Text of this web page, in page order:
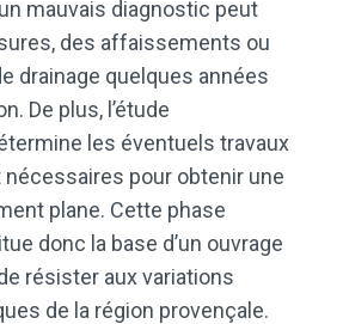
mauvais diagnostic peut
des affaissements ou
drainage quelques années
De plus, l’étude
les éventuels travaux
pour obtenir une
plane. Cette phase
donc la base d’un ouvrage
résister aux variations
de la région provençale.